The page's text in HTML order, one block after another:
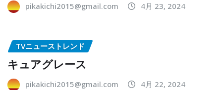
pikakichi2015@gmail.com 4月 23, 2024
TVニューストレンド
キュアグレース
pikakichi2015@gmail.com 4月 22, 2024